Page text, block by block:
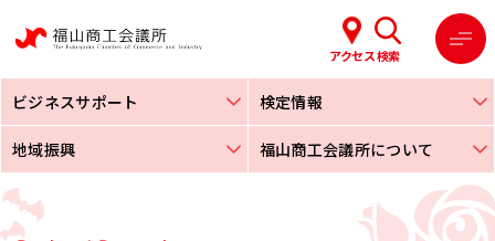
アクセス検索
ビジネスサポート 検定情報
地域振興 福山商工会議所について